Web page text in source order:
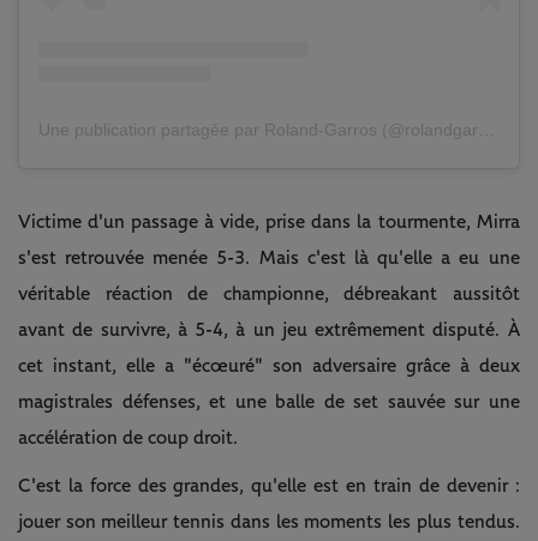
Victime d'un passage à vide, prise dans la tourmente, Mirra
s'est retrouvée menée 5-3. Mais c'est là qu'elle a eu une
véritable réaction de championne, débreakant aussitôt
avant de survivre, à 5-4, à un jeu extrêmement disputé. À
cet instant, elle a "écœuré" son adversaire grâce à deux
magistrales défenses, et une balle de set sauvée sur une
accélération de coup droit.
C'est la force des grandes, qu'elle est en train de devenir :
jouer son meilleur tennis dans les moments les plus tendus.